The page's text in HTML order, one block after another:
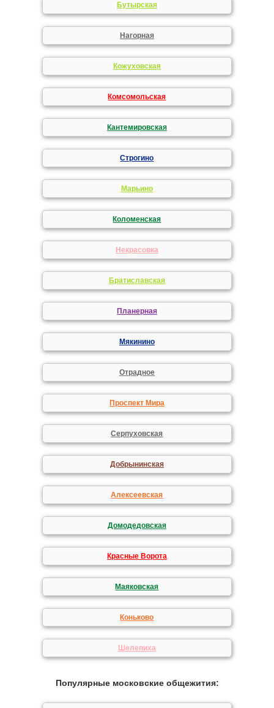
Бутырская
Нагорная
Кожуховская
Комсомольская
Кантемировская
Строгино
Марьино
Коломенская
Некрасовка
Братиславская
Планерная
Мякинино
Отрадное
Проспект Мира
Серпуховская
Добрынинская
Алексеевская
Домодедовская
Красные Ворота
Маяковская
Коньково
Шелепиха
Популярные московские общежития: